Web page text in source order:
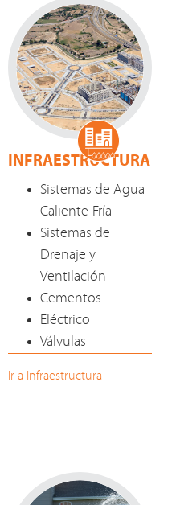
INFRAESTRUCTURA
Sistemas de Agua
Caliente-Fría
Sistemas de
Drenaje y
Ventilación
Cementos
Eléctrico
Válvulas
Ir a Infraestructura